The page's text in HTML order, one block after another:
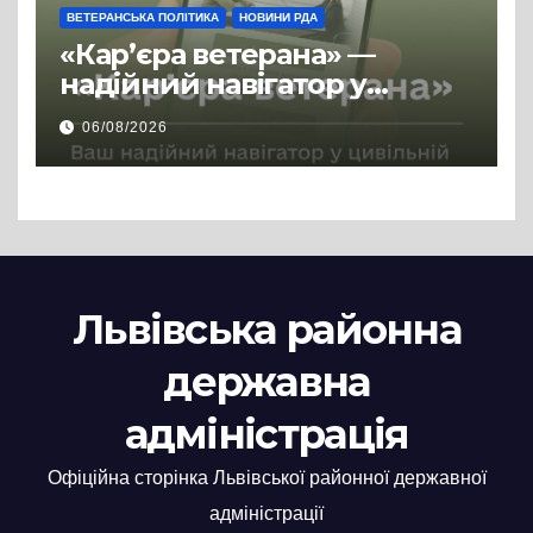
ВЕТЕРАНСЬКА ПОЛІТИКА НОВИНИ РДА
«Кар’єра ветерана» —
надійний навігатор у
цивільній професії
06/08/2026
Львівська районна
державна
адміністрація
Офіційна сторінка Львівської районної державної
адміністрації